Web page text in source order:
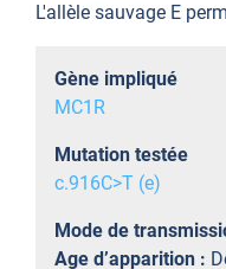
L'allèle sauvage E
Gène impliqué
MC1R
Mutation testée
c.916C>T (e)
Mode de
Age d’apparition :